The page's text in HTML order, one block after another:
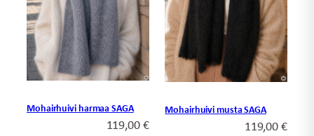
Mohairhuivi harmaa SAGA
119,00€
Mohairhuivi musta SAGA
119,00€